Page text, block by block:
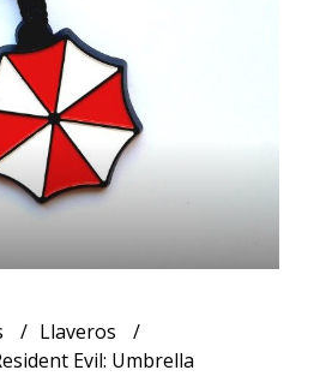
Llaveros
Evil: Umbrella